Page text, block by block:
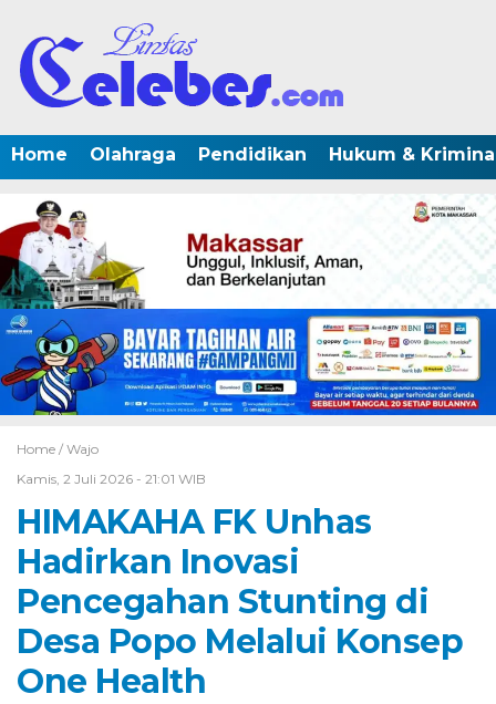
Home Olahraga Pendidikan Hukum &
Home / Wajo
Kamis, 2 Juli 2026 - 21:01 WIB
HIMAKAHA FK Unhas
Hadirkan Inovasi
Pencegahan Stunting di
Desa Popo Melalui Konsep
One Health